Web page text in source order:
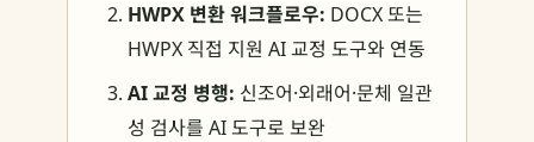
HWPX 변환 워크플로우: DOCX 또는
HWPX 직접 지원 AI 교정 도구와 연동
AI 교정 병행: 신조어·외래어·문체 일관
성 검사를 AI 도구로 보완